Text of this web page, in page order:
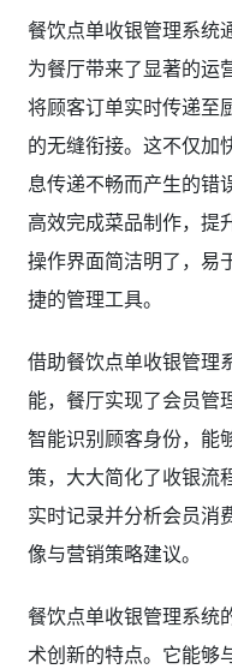
餐饮点单收银管理系统
为餐厅带来了显著的运
将顾客订单实时传递至
的无缝衔接。这不仅加
息传递不畅而产生的错
高效完成菜品制作，提
操作界面简洁明了，易
捷的管理工具。
借助餐饮点单收银管理
能，餐厅实现了会员管
智能识别顾客身份，能
策，大大简化了收银流
实时记录并分析会员消
像与营销策略建议。
餐饮点单收银管理系统
术创新的特点。它能够